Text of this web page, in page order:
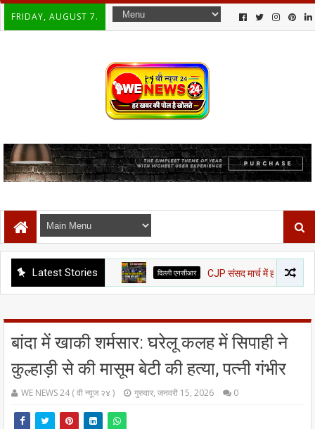
FRIDAY, AUGUST 7.
Latest Stories दिल्ली एनसीआर CJP संसद मार्च में हंगामा: जंतर-मंतर पर
बांदा में खाकी शर्मसार: घरेलू कलह में सिपाही ने
कुल्हाड़ी से की मासूम बेटी की हत्या, पत्नी गंभीर
WE NEWS 24 ( वी न्यूज २४ ) गुरुवार, जनवरी 15, 2026 0